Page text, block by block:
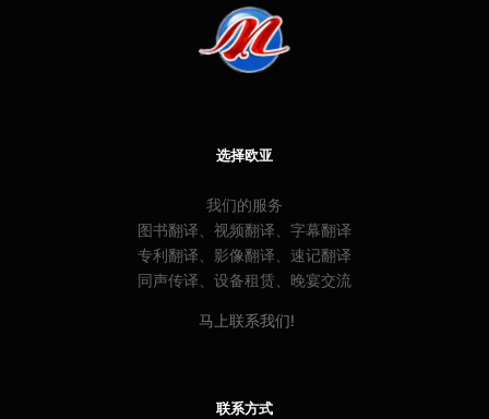
选择欧亚
我们的服务
图书翻译、视频翻译、字幕翻译
专利翻译、影像翻译、速记翻译
同声传译、设备租赁、晚宴交流
马上联系我们!
联系方式